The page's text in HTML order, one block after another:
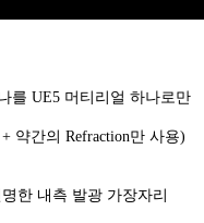
를 UE5 머티리얼 하나로만
약간의 Refraction만 사용)
한 내측 발광 가장자리